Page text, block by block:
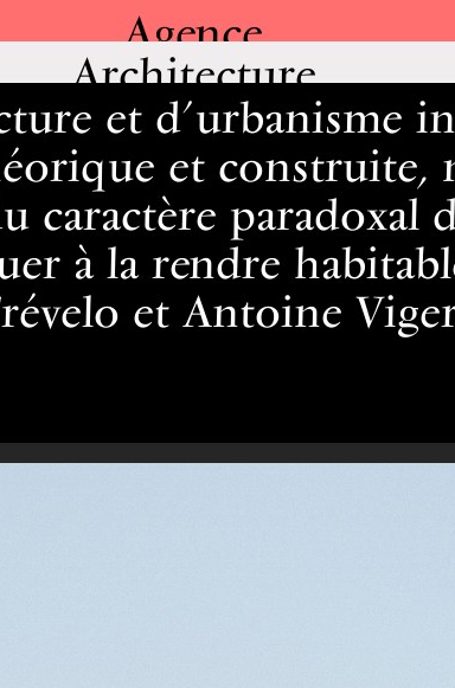
Agence
Architecture
et d’urbanisme
et construite,
caractère paradoxal
à la rendre
et Antoine